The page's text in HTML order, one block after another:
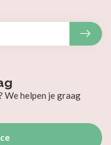
We helpen je graag